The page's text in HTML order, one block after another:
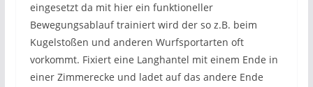
eingesetzt da mit hier ein funktioneller
Bewegungsablauf trainiert wird der so z.B. beim
Kugelstoßen und anderen Wurfsportarten oft
vorkommt. Fixiert eine Langhantel mit einem Ende in
einer Zimmerecke und ladet auf das andere Ende